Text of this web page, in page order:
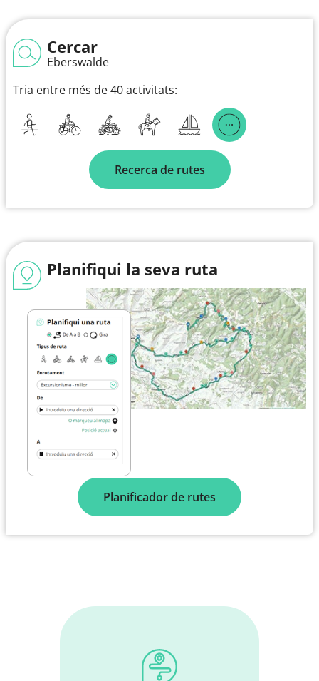
Cercar
Eberswalde
Tria entre més de 40 activitats:
Recerca de rutes
Planifiqui la seva ruta
Planificador de rutes